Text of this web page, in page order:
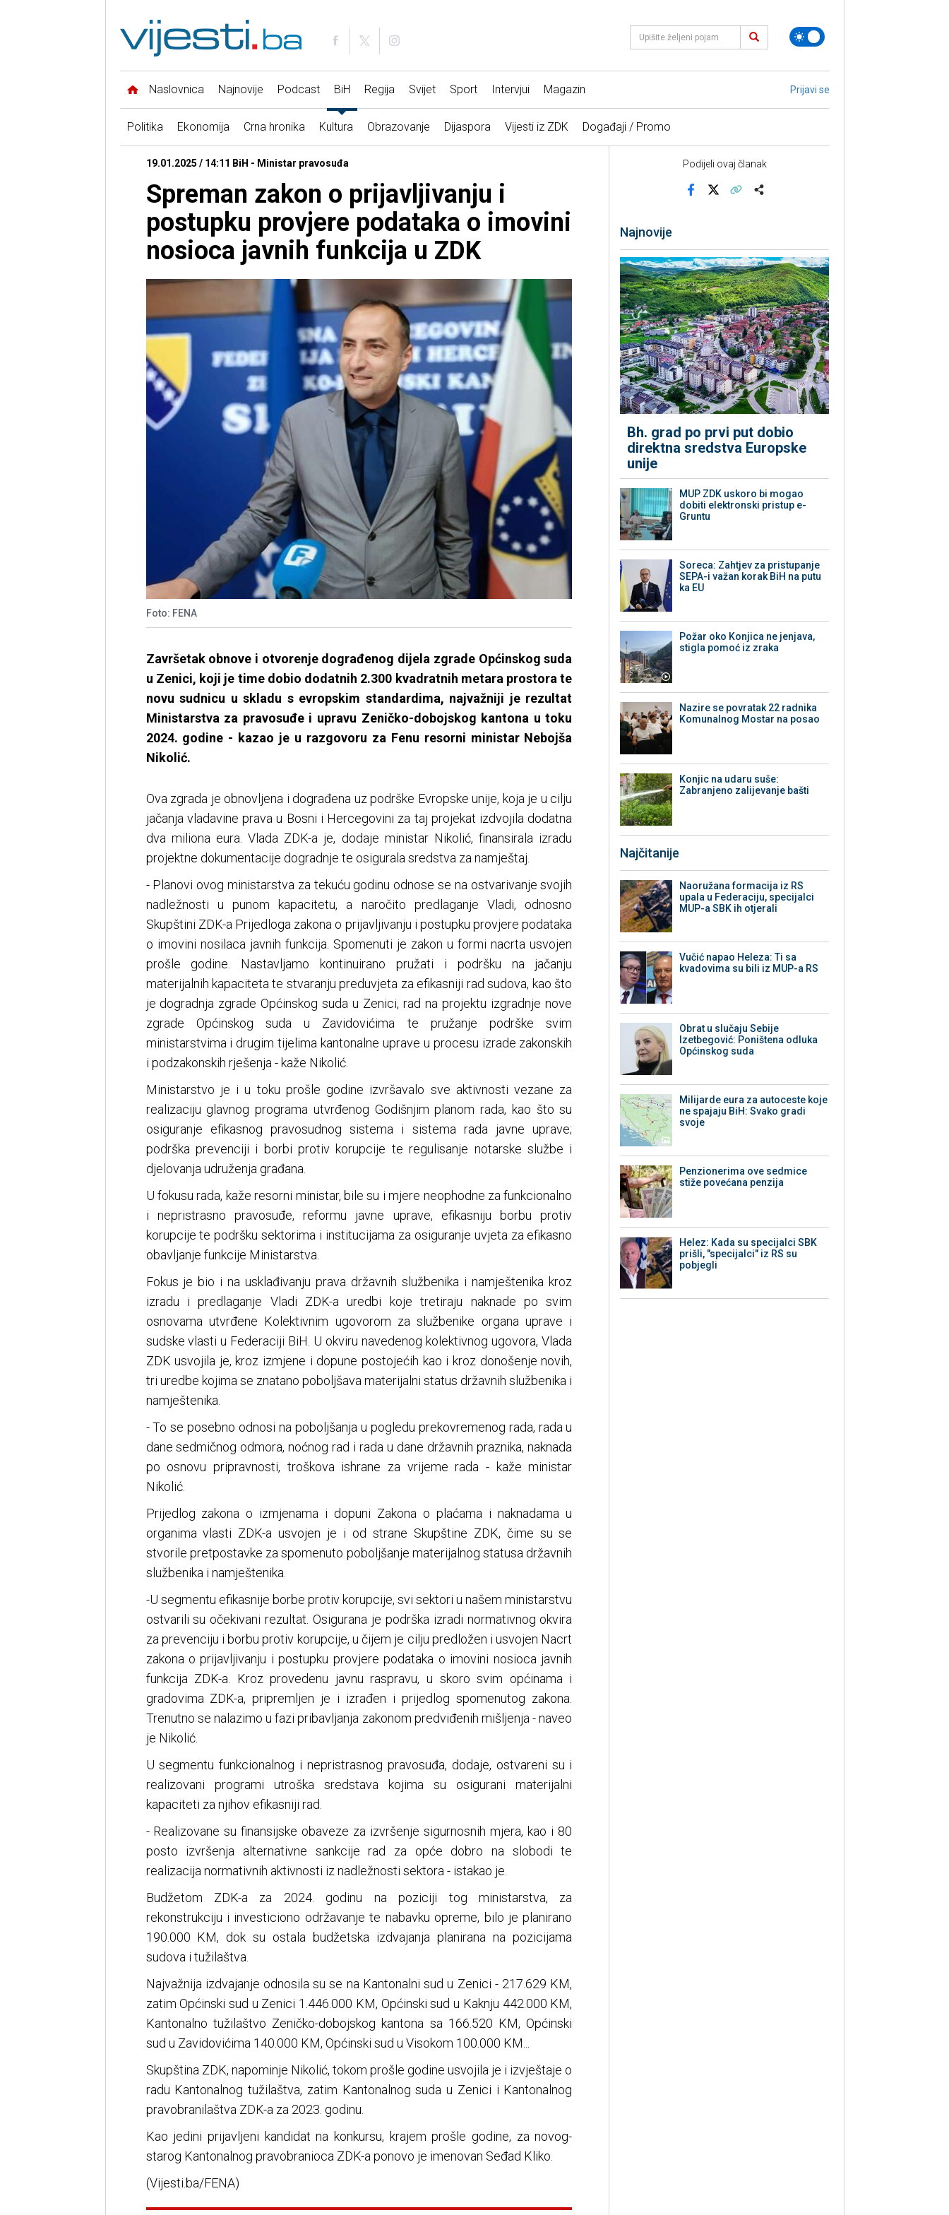
Naslovnica Najnovije Podcast BiH Regija Svijet Sport Intervjui Magazin Prijavi se
Politika Ekonomija Crna hronika Kultura Obrazovanje Dijaspora Vijesti iz ZDK Događaji / Promo
19.01.2025 / 14:11 BiH - Ministar pravosuđa
Spreman zakon o prijavljivanju i
postupku provjere podataka o imovini
nosioca javnih funkcija u ZDK
Foto: FENA
Završetak obnove i otvorenje dograđenog dijela zgrade Općinskog suda
u Zenici, koji je time dobio dodatnih 2.300 kvadratnih metara prostora te
novu sudnicu u skladu s evropskim standardima, najvažniji je rezultat
Ministarstva za pravosuđe i upravu Zeničko-dobojskog kantona u toku
2024. godine - kazao je u razgovoru za Fenu resorni ministar Nebojša
Nikolić.
Ova zgrada je obnovljena i dograđena uz podrške Evropske unije, koja je u cilju
jačanja vladavine prava u Bosni i Hercegovini za taj projekat izdvojila dodatna
dva miliona eura. Vlada ZDK-a je, dodaje ministar Nikolić, finansirala izradu
projektne dokumentacije dogradnje te osigurala sredstva za namještaj.
- Planovi ovog ministarstva za tekuću godinu odnose se na ostvarivanje svojih
nadležnosti u punom kapacitetu, a naročito predlaganje Vladi, odnosno
Skupštini ZDK-a Prijedloga zakona o prijavljivanju i postupku provjere podataka
o imovini nosilaca javnih funkcija. Spomenuti je zakon u formi nacrta usvojen
prošle godine. Nastavljamo kontinuirano pružati i podršku na jačanju
materijalnih kapaciteta te stvaranju preduvjeta za efikasniji rad sudova, kao što
je dogradnja zgrade Općinskog suda u Zenici, rad na projektu izgradnje nove
zgrade Općinskog suda u Zavidovićima te pružanje podrške svim
ministarstvima i drugim tijelima kantonalne uprave u procesu izrade zakonskih
i podzakonskih rješenja - kaže Nikolić.
Ministarstvo je i u toku prošle godine izvršavalo sve aktivnosti vezane za
realizaciju glavnog programa utvrđenog Godišnjim planom rada, kao što su
osiguranje efikasnog pravosudnog sistema i sistema rada javne uprave;
podrška prevenciji i borbi protiv korupcije te regulisanje notarske službe i
djelovanja udruženja građana.
U fokusu rada, kaže resorni ministar, bile su i mjere neophodne za funkcionalno
i nepristrasno pravosuđe, reformu javne uprave, efikasniju borbu protiv
korupcije te podršku sektorima i institucijama za osiguranje uvjeta za efikasno
obavljanje funkcije Ministarstva.
Fokus je bio i na usklađivanju prava državnih službenika i namještenika kroz
izradu i predlaganje Vladi ZDK-a uredbi koje tretiraju naknade po svim
osnovama utvrđene Kolektivnim ugovorom za službenike organa uprave i
sudske vlasti u Federaciji BiH. U okviru navedenog kolektivnog ugovora, Vlada
ZDK usvojila je, kroz izmjene i dopune postojećih kao i kroz donošenje novih,
tri uredbe kojima se znatano poboljšava materijalni status državnih službenika i
namještenika.
- To se posebno odnosi na poboljšanja u pogledu prekovremenog rada, rada u
dane sedmičnog odmora, noćnog rad i rada u dane državnih praznika, naknada
po osnovu pripravnosti, troškova ishrane za vrijeme rada - kaže ministar
Nikolić.
Prijedlog zakona o izmjenama i dopuni Zakona o plaćama i naknadama u
organima vlasti ZDK-a usvojen je i od strane Skupštine ZDK, čime su se
stvorile pretpostavke za spomenuto poboljšanje materijalnog statusa državnih
službenika i namještenika.
-U segmentu efikasnije borbe protiv korupcije, svi sektori u našem ministarstvu
ostvarili su očekivani rezultat. Osigurana je podrška izradi normativnog okvira
za prevenciju i borbu protiv korupcije, u čijem je cilju predložen i usvojen Nacrt
zakona o prijavljivanju i postupku provjere podataka o imovini nosioca javnih
funkcija ZDK-a. Kroz provedenu javnu raspravu, u skoro svim općinama i
gradovima ZDK-a, pripremljen je i izrađen i prijedlog spomenutog zakona.
Trenutno se nalazimo u fazi pribavljanja zakonom predviđenih mišljenja - naveo
je Nikolić.
U segmentu funkcionalnog i nepristrasnog pravosuđa, dodaje, ostvareni su i
realizovani programi utroška sredstava kojima su osigurani materijalni
kapaciteti za njihov efikasniji rad.
- Realizovane su finansijske obaveze za izvršenje sigurnosnih mjera, kao i 80
posto izvršenja alternativne sankcije rad za opće dobro na slobodi te
realizacija normativnih aktivnosti iz nadležnosti sektora - istakao je.
Budžetom ZDK-a za 2024. godinu na poziciji tog ministarstva, za
rekonstrukciju i investiciono održavanje te nabavku opreme, bilo je planirano
190.000 KM, dok su ostala budžetska izdvajanja planirana na pozicijama
sudova i tužilaštva.
Najvažnija izdvajanje odnosila su se na Kantonalni sud u Zenici - 217.629 KM,
zatim Općinski sud u Zenici 1.446.000 KM, Općinski sud u Kaknju 442.000 KM,
Kantonalno tužilaštvo Zeničko-dobojskog kantona sa 166.520 KM, Općinski
sud u Zavidovićima 140.000 KM, Općinski sud u Visokom 100.000 KM...
Skupština ZDK, napominje Nikolić, tokom prošle godine usvojila je i izvještaje o
radu Kantonalnog tužilaštva, zatim Kantonalnog suda u Zenici i Kantonalnog
pravobranilaštva ZDK-a za 2023. godinu.
Kao jedini prijavljeni kandidat na konkursu, krajem prošle godine, za novog-
starog Kantonalnog pravobranioca ZDK-a ponovo je imenovan Seđad Kliko.
(Vijesti.ba/FENA)
Podijeli ovaj članak
Najnovije
Bh. grad po prvi put dobio
direktna sredstva Europske
unije
MUP ZDK uskoro bi mogao
dobiti elektronski pristup e-
Gruntu
Soreca: Zahtjev za pristupanje
SEPA-i važan korak BiH na putu
ka EU
Požar oko Konjica ne jenjava,
stigla pomoć iz zraka
Nazire se povratak 22 radnika
Komunalnog Mostar na posao
Konjic na udaru suše:
Zabranjeno zalijevanje bašti
Najčitanije
Naoružana formacija iz RS
upala u Federaciju, specijalci
MUP-a SBK ih otjerali
Vučić napao Heleza: Ti sa
kvadovima su bili iz MUP-a RS
Obrat u slučaju Sebije
Izetbegović: Poništena odluka
Općinskog suda
Milijarde eura za autoceste koje
ne spajaju BiH: Svako gradi
svoje
Penzionerima ove sedmice
stiže povećana penzija
Helez: Kada su specijalci SBK
prišli, "specijalci" iz RS su
pobjegli